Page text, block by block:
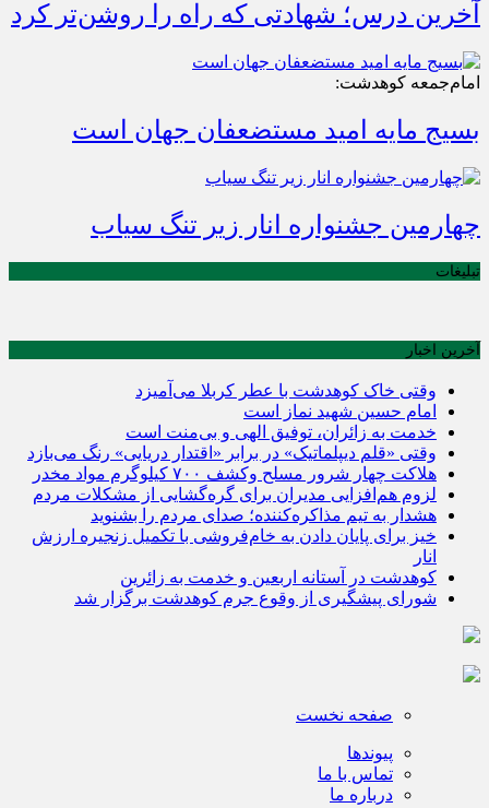
آخرین درس؛ شهادتی که راه را روشن‌تر کرد
امام‌جمعه کوهدشت:
بسیج مایه امید مستضعفان جهان است
چهارمین جشنواره انار زیر تنگ سیاب
تبلیغات
آخرین اخبار
وقتی خاک کوهدشت با عطر کربلا می‌آمیزد
امام حسین شهید نماز است
خدمت به زائران، توفیق الهی و بی‌منت است
وقتی «قلم دیپلماتیک» در برابر «اقتدار دریایی» رنگ می‌بازد
هلاکت چهار شرور مسلح وکشف ۷۰۰ کیلوگرم مواد مخدر
لزوم هم‌افزایی مدیران برای گره‌گشایی از مشکلات مردم
هشدار به تیم مذاکره‌کننده؛ صدای مردم را بشنوید
خیز برای پایان دادن به خام‌فروشی با تکمیل زنجیره ارزش
انار
کوهدشت در آستانه اربعین و خدمت‌ به زائرین
شورای پیشگیری از وقوع جرم کوهدشت برگزار شد
صفحه نخست
پیوندها
تماس با ما
درباره ما